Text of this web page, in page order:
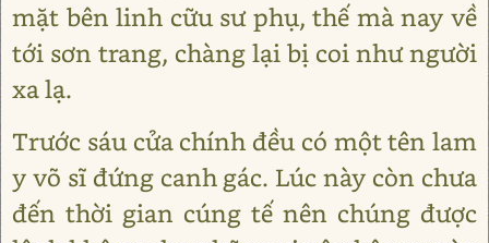
mặt bên linh cữu sư phụ, thế mà nay về
tới sơn trang, chàng lại bị coi như người
xa lạ.
Trước sáu cửa chính đều có một tên lam
y võ sĩ đứng canh gác. Lúc này còn chưa
đến thời gian cúng tế nên chúng được